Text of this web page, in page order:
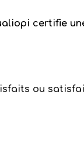
certifie
ou